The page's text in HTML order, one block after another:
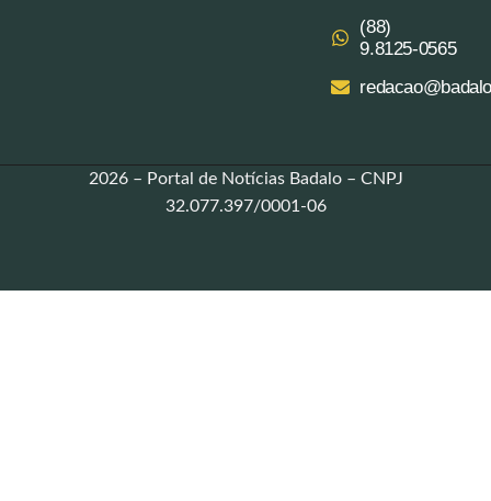
(88)
9.8125‑0565‬
2026 – Portal de Notícias Badalo – CNPJ
32.077.397/0001-06